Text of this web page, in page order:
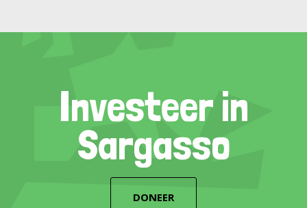
Investeer in
Sargasso
DONEER